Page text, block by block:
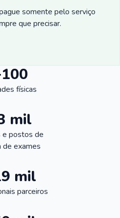
somente pelo serviço
que precisar.
físicas
mil
e postos de
de exames
mil
parceiros